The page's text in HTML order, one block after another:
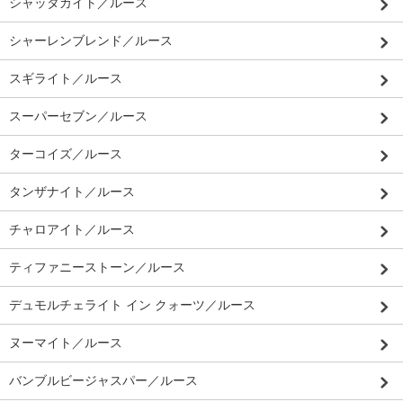
シャーレンブレンド／ルース
スギライト／ルース
スーパーセブン／ルース
ターコイズ／ルース
タンザナイト／ルース
チャロアイト／ルース
ティファニーストーン／ルース
デュモルチェライト イン クォーツ／ルース
ヌーマイト／ルース
バンブルビージャスパー／ルース